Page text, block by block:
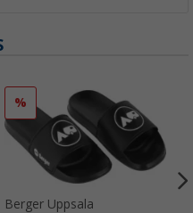
%
Berger Uppsala